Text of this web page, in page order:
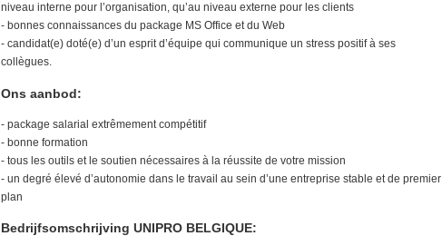
niveau interne pour l’organisation, qu’au niveau externe pour les clients
- bonnes connaissances du package MS Office et du Web
- candidat(e) doté(e) d’un esprit d’équipe qui communique un stress positif à ses
collègues.
Ons aanbod:
- package salarial extrêmement compétitif
- bonne formation
- tous les outils et le soutien nécessaires à la réussite de votre mission
- un degré élevé d’autonomie dans le travail au sein d’une entreprise stable et de premier
plan
Bedrijfsomschrijving UNIPRO BELGIQUE: